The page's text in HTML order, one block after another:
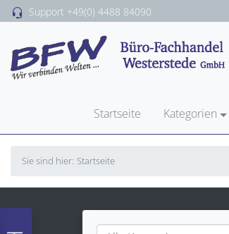
Support +49(0) 4488 84090
Startseite Kategorien
Sie sind hier: Startseite